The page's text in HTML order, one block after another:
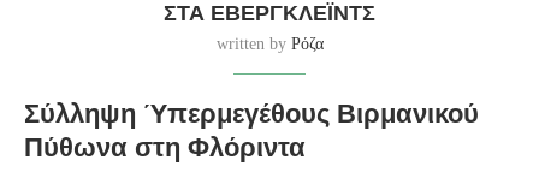
ΣΤΑ ΈΒΕΡΓΚΛΕΪΝΤΣ
written by Ρόζα
Σύλληψη Ύπερμεγέθους Βιρμανικού
Πύθωνα στη Φλόριντα